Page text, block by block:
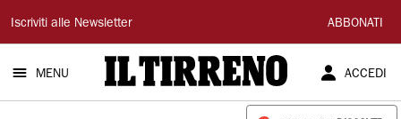
Il
Tirreno
Iscriviti alle Newsletter ABBONATI
MENU ACCEDI